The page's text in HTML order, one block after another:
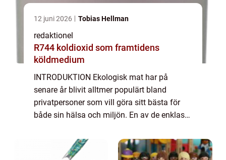
12 juni 2026 Tobias Hellman
redaktionel
R744 koldioxid som framtidens
köldmedium
INTRODUKTION Ekologisk mat har på
senare år blivit alltmer populärt bland
privatpersoner som vill göra sitt bästa för
både sin hälsa och miljön. En av de enklaste
ekologisk mat i vardagen är genom att
prenumerera...